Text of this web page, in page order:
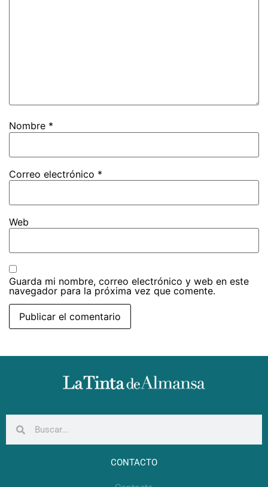
Nombre *
Correo electrónico *
Web
Guarda mi nombre, correo electrónico y web en este
navegador para la próxima vez que comente.
CONTACTO